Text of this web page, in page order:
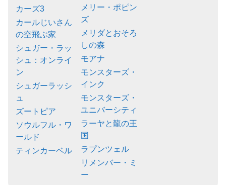
カーズ3
カールじいさん
の空飛ぶ家
シュガー・ラッ
シュ：オンライ
ン
シュガーラッシ
ュ
ズートピア
ソウルフル・ワ
ールド
ティンカーベル
メリー・ポピン
ズ
メリダとおそろ
しの森
モアナ
モンスターズ・
インク
モンスターズ・
ユニバーシティ
ラーヤと龍の王
国
ラプンツェル
リメンバー・ミ
ー